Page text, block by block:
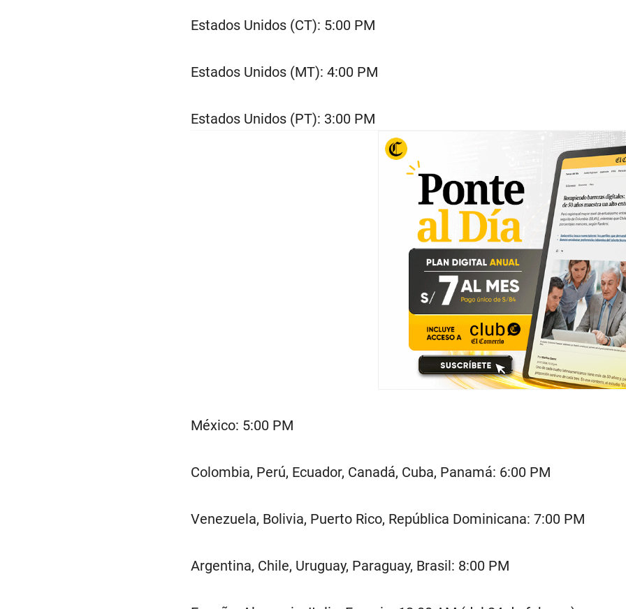
Estados Unidos (CT): 5:00 PM
Estados Unidos (MT): 4:00 PM
Estados Unidos (PT): 3:00 PM
México: 5:00 PM
Colombia, Perú, Ecuador, Canadá, Cuba, Panamá: 6:00 PM
Venezuela, Bolivia, Puerto Rico, República Dominicana: 7:00 PM
Argentina, Chile, Uruguay, Paraguay, Brasil: 8:00 PM